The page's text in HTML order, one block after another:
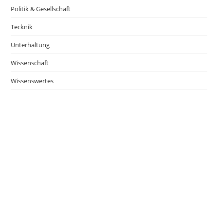
Politik & Gesellschaft
Tecknik
Unterhaltung
Wissenschaft
Wissenswertes